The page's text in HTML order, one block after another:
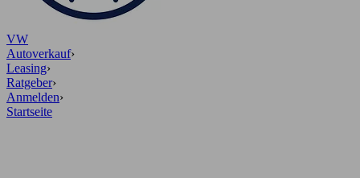
VW
Autoverkauf›
Leasing›
Ratgeber›
Anmelden›
Startseite